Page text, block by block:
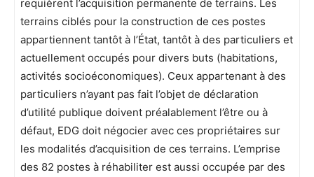
requièrent l’acquisition permanente de terrains. Les
terrains ciblés pour la construction de ces postes
appartiennent tantôt à l’État, tantôt à des particuliers et
actuellement occupés pour divers buts (habitations,
activités socioéconomiques). Ceux appartenant à des
particuliers n’ayant pas fait l’objet de déclaration
d’utilité publique doivent préalablement l’être ou à
défaut, EDG doit négocier avec ces propriétaires sur
les modalités d’acquisition de ces terrains. L’emprise
des 82 postes à réhabiliter est aussi occupée par des